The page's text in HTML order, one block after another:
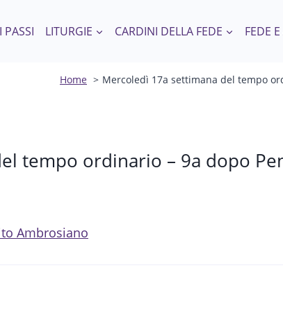
PASSI LITURGIE CARDINI DELLA FEDE FEDE
Home Mercoledì 17a settimana del tempo
tempo ordinario – 9a dopo
Ambrosiano